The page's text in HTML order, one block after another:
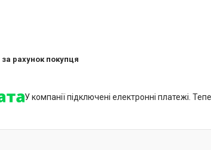
за рахунок покупця
У компанії підключені електронні платежі.